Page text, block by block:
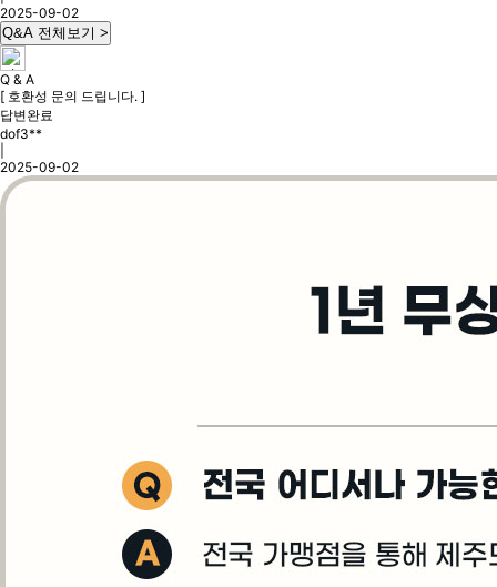
2025-09-02
Q&A 전체보기 >
Q & A
[ 호환성 문의 드립니다. ]
답변완료
dof3**
2025-09-02